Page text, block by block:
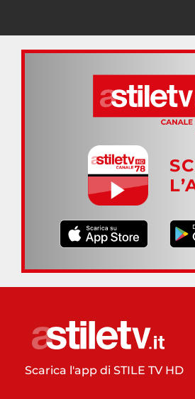
Scarica l'app di STILE TV HD